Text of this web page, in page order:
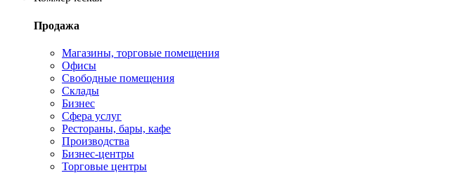
Продажа
Магазины, торговые помещения
Офисы
Свободные помещения
Склады
Бизнес
Сфера услуг
Рестораны, бары, кафе
Производства
Бизнес-центры
Торговые центры